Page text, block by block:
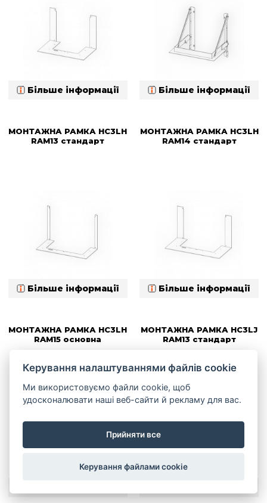
Більше інформації Більше інформації
МОНТАЖНА РАМКА HC3LH
RAM13 стандарт
Більше інформації
МОНТАЖНА РАМКА HC3LH
RAM14 стандарт
Більше інформації
МОНТАЖНА РАМКА HC3LH
RAM15 основна
МОНТАЖНА РАМКА HC3LJ
RAM13 стандарт
Керування налаштуваннями файлів cookie
Ми використовуємо файли cookie, щоб
удосконалювати наші веб-сайти й рекламу для вас.
Прийняти все
Керування файлами cookie